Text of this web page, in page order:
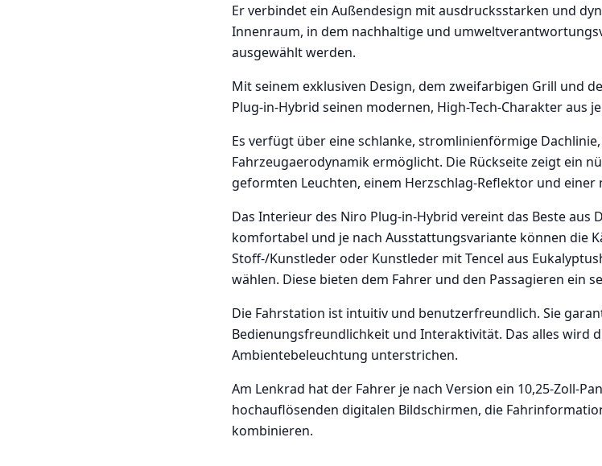
Er verbindet ein Außendesign mit ausdrucksstarken und
Innenraum, in dem nachhaltige und
ausgewählt werden.
Mit seinem exklusiven Design, dem zweifarbigen Grill und
Plug-in-Hybrid seinen modernen, High-Tech-Charakter aus
Es verfügt über eine schlanke, stromlinienförmige
Fahrzeugaerodynamik ermöglicht. Die Rückseite zeigt ein
geformten Leuchten, einem Herzschlag-Reflektor und einer
Das Interieur des Niro Plug-in-Hybrid vereint das Beste aus
komfortabel und je nach Ausstattungsvariante können die
Stoff-/Kunstleder oder Kunstleder mit Tencel aus
wählen. Diese bieten dem Fahrer und den Passagieren ein
Die Fahrstation ist intuitiv und benutzerfreundlich. Sie
Bedienungsfreundlichkeit und Interaktivität. Das alles wird
Ambientebeleuchtung unterstrichen.
Am Lenkrad hat der Fahrer je nach Version ein 10,25-Zoll-
hochauflösenden digitalen Bildschirmen, die
kombinieren.